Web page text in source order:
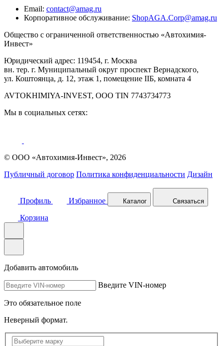
Email: contact@amag.ru
Корпоративное обслуживание: ShopAGA.Corp@amag.ru
Общество с ограниченной ответственностью «Автохимия-
Инвест»
Юридический адрес: 119454, г. Москва
вн. тер. г. Муниципальный округ проспект Вернадского,
ул. Коштоянца, д. 12, этаж 1, помещение IIБ, комната 4
AVTOKHIMIYA-INVEST, OOO TIN 7743734773
Мы в социальных сетях:
© ООО «Автохимия-Инвест», 2026
Публичный договор Политика конфиденциальности Дизайн
Профиль Избранное Каталог Связаться
Корзина
Добавить автомобиль
Введите VIN-номер
Это обязательное поле
Неверный формат.